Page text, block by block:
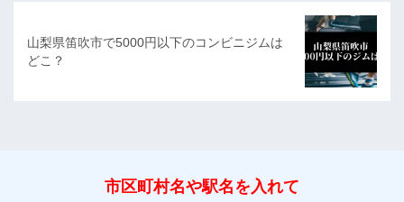
山梨県笛吹市で5000円以下のコンビニジムは
どこ？
市区町村名や駅名を入れて